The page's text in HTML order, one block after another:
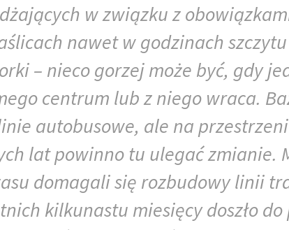
w związku z
nawet w godzinach
– nieco gorzej może być, gdy
centrum lub z niego wraca.
autobusowe, ale na przestrzeni
lat powinno tu ulegać zmianie.
domagali się rozbudowy linii
kilkunastu miesięcy doszło